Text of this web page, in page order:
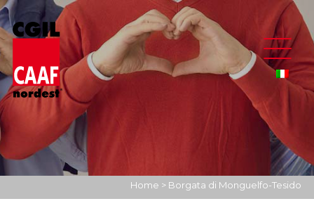
Home > Borgata di Monguelfo-Tesido